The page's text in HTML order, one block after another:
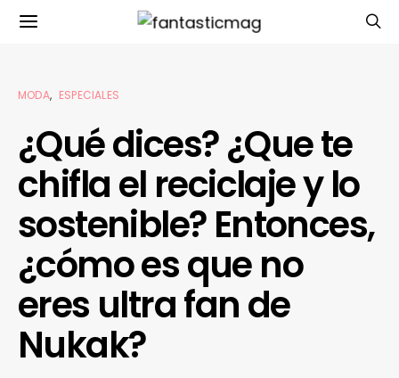
MODA ESPECIALES
¿Qué dices? ¿Que te
chifla el reciclaje y lo
sostenible? Entonces,
¿cómo es que no
eres ultra fan de
Nukak?